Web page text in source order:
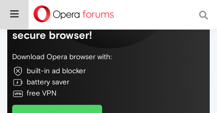
Do more on the web, with a fast and
secure browser!
Download Opera browser with:
built-in ad blocker
battery saver
free VPN